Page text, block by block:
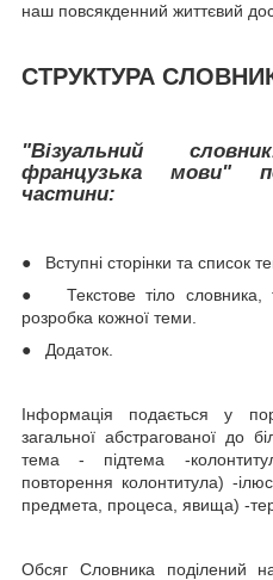
наш повсякденний життєвий
СТРУКТУРА
"Візуальний
французька мови"
частини:
● Вступні сторінки та список
● Текстове тіло словника,
розробка кожної теми.
● Додаток.
Інформація подається у
загальної абстрагованої до
тема - підтема -
повторення колонтитула) -
предмета, процеса, явища) -
Обсяг Словника поділений